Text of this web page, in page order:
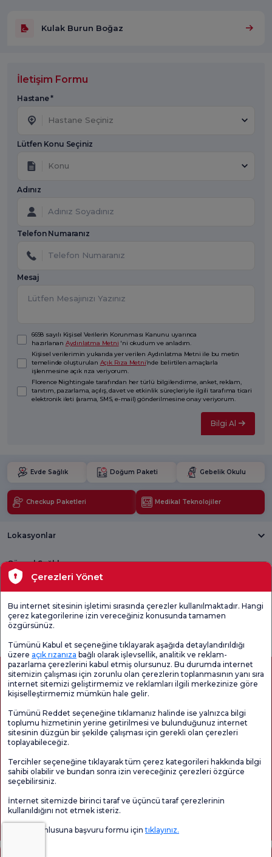
Kulak Burun Boğaz
İletişim Formu
Hastane *
Hastane Seçiniz
Lütfen Konu Seçiniz
Konu
Adınız
Telefon Numaranız
Mesaj
6698 sayılı Kişisel Verilerin Korunması Kanunu uyarınca
hazırlanan Aydınlatma Metni 'ni okudum ve anladım.
Kişisel verilerimin yukarıda yer verilen Aydınlatma Metni ile bu metin
temelinde oluşturulan Açık Rıza Metni’nde belirtilen amaçlarla
işlenmesine açık rıza veriyorum.
Florence Nightingale tarafından her türlü bilgilendirme, anket, reklam,
tanıtım, pazarlama, açılış, davet ve etkinlik süreçleriyle ilgili tarafıma ticari
elektronik ileti (arama, SMS, e-mail) gönderilmesine onay veriyorum.
Bilgi Al
Evde Sağlık Doğum Paketi Gebelik Okulu
Checkup Paketleri Medikal Teknolojiler
Lokasyonlar
Güncel Sağlık
Tıbbi Birimler
Genel
Memnuniyet
Sayfa içeriği sadece bilgilendirme amaçlıdır. Tanı ve tedavi için mutlaka
doktorunuza başvurunuz.
@2026 Grup Florence Nightingale Hastaneleri
Editör: Uğurcan Durmuş - 0 549 455 55 46. - Güncelleme Tarihi: 08.08.2026
Çerezleri Yönet
Bu internet sitesinin işletimi sırasında çerezler kullanılmaktadır. Hangi
çerez kategorilerine izin vereceğiniz konusunda tamamen
özgürsünüz.
Tümünü Kabul et seçeneğine tıklayarak aşağıda detaylandırıldığı
üzere açık rızanıza bağlı olarak işlevsellik, analitik ve reklam-
pazarlama çerezlerini kabul etmiş olursunuz. Bu durumda internet
sitemizin çalışması için zorunlu olan çerezlerin toplanmasının yanı sıra
internet sitemizi geliştirmemiz ve reklamları ilgili merkezinize göre
kişiselleştirmemiz mümkün hale gelir.
Tümünü Reddet seçeneğine tıklamanız halinde ise yalnızca bilgi
toplumu hizmetinin yerine getirilmesi ve bulunduğunuz internet
sitesinin düzgün bir şekilde çalışması için gerekli olan çerezleri
toplayabileceğiz.
Tercihler seçeneğine tıklayarak tüm çerez kategorileri hakkında bilgi
sahibi olabilir ve bundan sonra izin vereceğiniz çerezleri özgürce
seçebilirsiniz.
İnternet sitemizde birinci taraf ve üçüncü taraf çerezlerinin
kullanıldığını not etmek isteriz.
Veri sorumlusuna başvuru formu içintıklayınız.